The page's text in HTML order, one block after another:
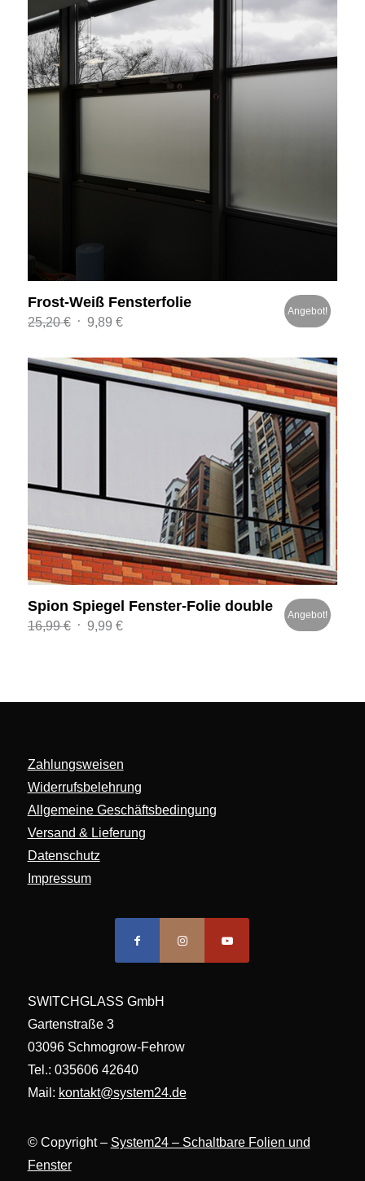
Frost-Weiß Fensterfolie
25,20€ Ursprünglicher
war:
25,20 €
9,89 €Aktueller
ist:
9,89 €.
Angebot!
Spion Spiegel Fenster-Folie double
16,99€ Ursprünglicher
9,99 €Aktueller
Angebot!
Zahlungsweisen
Widerrufsbelehrung
Allgemeine Geschäftsbedingung
Versand & Lieferung
Datenschutz
Impressum
SWITCHGLASS GmbH
Gartenstraße 3
03096 Schmogrow-Fehrow
Tel.: 035606 42640
Mail: kontakt@system24.de
© Copyright – System24 – Schaltbare Folien und
Fenster